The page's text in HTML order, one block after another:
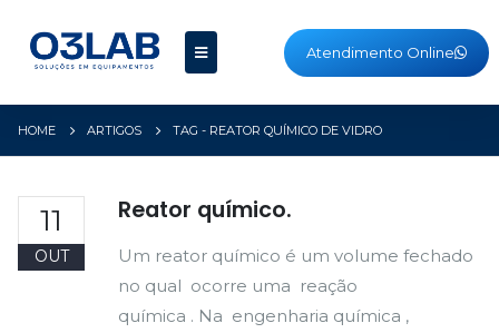
Atendimento Online
HOME ARTIGOS TAG - REATOR QUÍMICO DE VIDRO
11
OUT
Reator químico.
Um reator químico é um volume fechado
no qual ocorre uma reação
química . Na engenharia química ,